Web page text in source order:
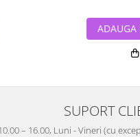
ADAUGA
SUPORT
– 16.00, Luni - Vineri (cu